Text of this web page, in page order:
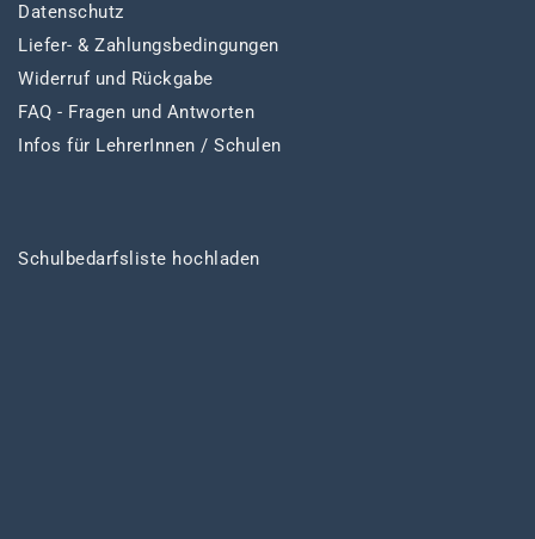
Datenschutz
Liefer- & Zahlungsbedingungen
Widerruf und Rückgabe
FAQ - Fragen und Antworten
Infos für LehrerInnen / Schulen
Schulbedarfsliste hochladen